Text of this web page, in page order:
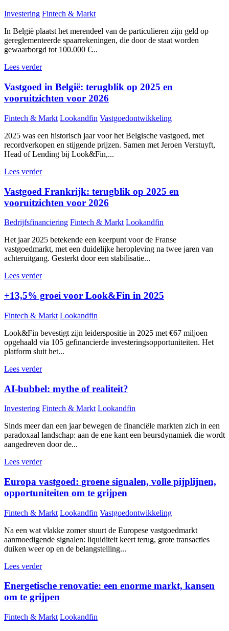
Investering Fintech & Markt
In België plaatst het merendeel van de particulieren zijn geld op
gereglementeerde spaarrekeningen, die door de staat worden
gewaarborgd tot 100.000 €...
Lees verder
Vastgoed in België: terugblik op 2025 en
vooruitzichten voor 2026
Fintech & Markt Lookandfin Vastgoedontwikkeling
2025 was een historisch jaar voor het Belgische vastgoed, met
recordverkopen en stijgende prijzen. Samen met Jeroen Verstuyft,
Head of Lending bij Look&Fin,...
Lees verder
Vastgoed Frankrijk: terugblik op 2025 en
vooruitzichten voor 2026
Bedrijfsfinanciering Fintech & Markt Lookandfin
Het jaar 2025 betekende een keerpunt voor de Franse
vastgoedmarkt, met een duidelijke heropleving na twee jaren van
achteruitgang. Gesterkt door een stabilisatie...
Lees verder
+13,5% groei voor Look&Fin in 2025
Fintech & Markt Lookandfin
Look&Fin bevestigt zijn leiderspositie in 2025 met €67 miljoen
opgehaald via 105 gefinancierde investeringsopportuniteiten. Het
platform sluit het...
Lees verder
AI-bubbel: mythe of realiteit?
Investering Fintech & Markt Lookandfin
Sinds meer dan een jaar bewegen de financiële markten zich in een
paradoxaal landschap: aan de ene kant een beursdynamiek die wordt
aangedreven door de...
Lees verder
Europa vastgoed: groene signalen, volle pijplijnen,
opportuniteiten om te grijpen
Fintech & Markt Lookandfin Vastgoedontwikkeling
Na een wat vlakke zomer stuurt de Europese vastgoedmarkt
aanmoedigende signalen: liquiditeit keert terug, grote transacties
duiken weer op en de belangstelling...
Lees verder
Energetische renovatie: een enorme markt, kansen
om te grijpen
Fintech & Markt Lookandfin